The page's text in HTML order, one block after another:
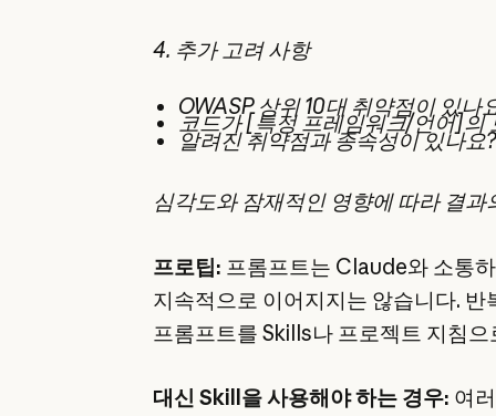
4. 추가 고려 사항
OWASP 상위 10대 취약점이 있나
코드가 [특정 프레임워크/언어]의
알려진 취약점과 종속성이 있나요?
심각도와 잠재적인 영향에 따라 결
프로팁: 프롬프트는 Claude와 소통
지속적으로 이어지지는 않습니다.
프롬프트를 Skills나 프로젝트 지침
대신 Skill을 사용해야 하는 경우: 여